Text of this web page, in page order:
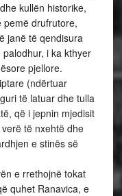
kullën historike,
pemë drufrutore,
janë të qendisura
i ka kthyer
pjellore.
(ndërtuar
të latuar dhe tulla
që i jepnin mjedisit
të nxehtë dhe
e stinës së
e rrethojnë tokat
quhet Ranavica, e